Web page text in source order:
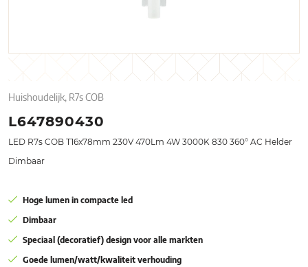
Huishoudelijk, R7s COB
L647890430
LED R7s COB T16x78mm 230V 470Lm 4W 3000K 830 360° AC Helder
Dimbaar
Hoge lumen in compacte led
Dimbaar
Speciaal (decoratief) design voor alle markten
Goede lumen/watt/kwaliteit verhouding